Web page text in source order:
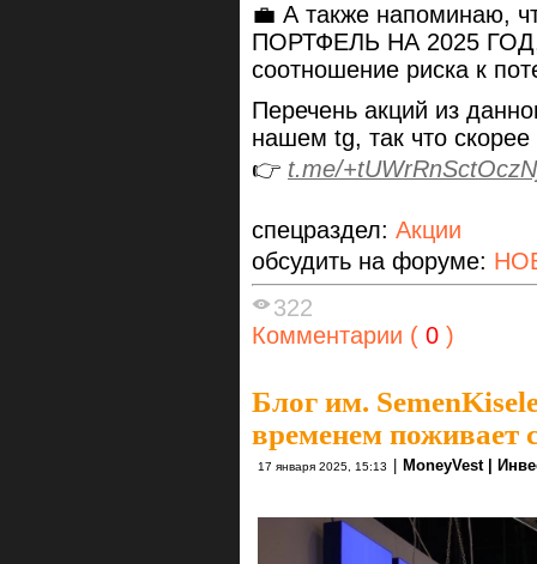
💼 А также напоминаю,
ПОРТФЕЛЬ НА 2025 ГОД,
соотношение риска к
Перечень акций из
нашем tg, так что
👉 t.me/
спецраздел: Акции
обсудить на форуме:
322
Комментарии ( 0 )
Блог им.
временем поживает
17 января 2025, 15:13 | MoneyVest |